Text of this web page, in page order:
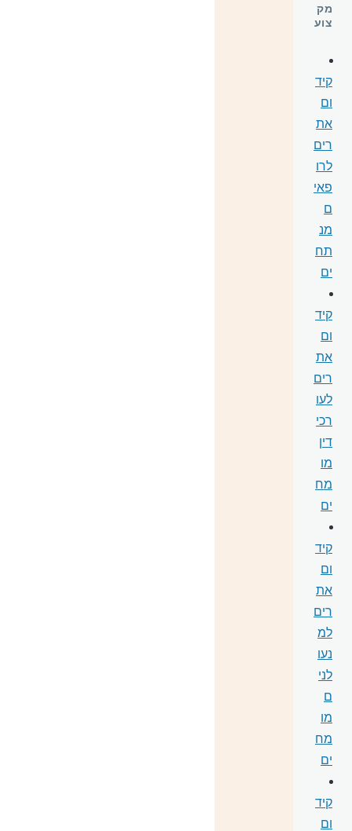
מק
צוע
קיד
ום
את
רים
לרו
פאי
ם
מנ
תח
ים
קיד
ום
את
רים
לעו
רכי
דין
מו
מח
ים
קיד
ום
את
רים
למ
נעו
לני
ם
מו
מח
ים
קיד
ום